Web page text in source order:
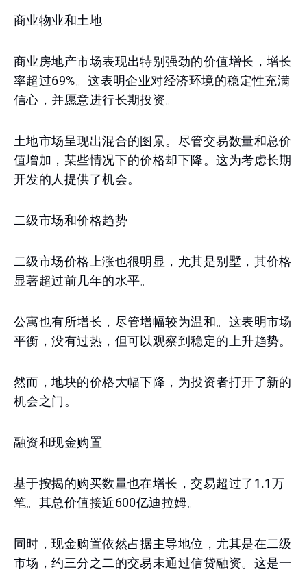
商业物业和土地
商业房地产市场表现出特别强劲的价值增长，增长
率超过69%。这表明企业对经济环境的稳定性充满
信心，并愿意进行长期投资。
土地市场呈现出混合的图景。尽管交易数量和总价
值增加，某些情况下的价格却下降。这为考虑长期
开发的人提供了机会。
二级市场和价格趋势
二级市场价格上涨也很明显，尤其是别墅，其价格
显著超过前几年的水平。
公寓也有所增长，尽管增幅较为温和。这表明市场
平衡，没有过热，但可以观察到稳定的上升趋势。
然而，地块的价格大幅下降，为投资者打开了新的
机会之门。
融资和现金购置
基于按揭的购买数量也在增长，交易超过了1.1万
笔。其总价值接近600亿迪拉姆。
同时，现金购置依然占据主导地位，尤其是在二级
市场，约三分之二的交易未通过信贷融资。这是一